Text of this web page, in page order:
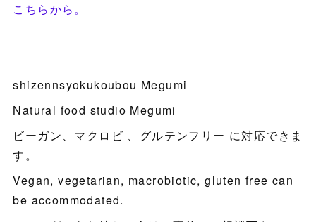
こちらから。
shizennsyokukoubou Megumi
Natural food studio Megumi
ビーガン、マクロビ 、グルテンフリー に対応できま
す。
Vegan, vegetarian, macrobiotic, gluten free can
be accommodated.